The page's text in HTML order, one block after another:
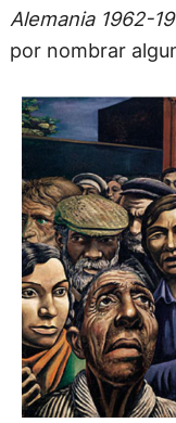
Alemania 1962-
por nombrar